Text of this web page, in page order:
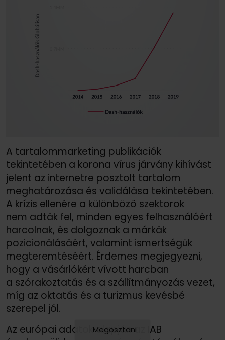
A tartalommarketing publikációk
tekintetében a korona vírus járvány kihívást
jelent az internetre posztolt tartalom
meghatározása és validálása tekintetében.
A krízis ellenére a különböző szektorok
nem adták fel, minden egyes felhasználóért
harcolnak, és dolgoznak a márkák
pozicionálásáért, valamint ismertségük
megteremtéséért. Érdemes megjegyezni,
hogy a vásárlókért vívott harcban
a szórakoztatás és a szállítmányozás vezet,
míg az oktatás és a turizmus kevésbé
szerepel jól.
Az európai adatok alapján az IAB
Megosztani